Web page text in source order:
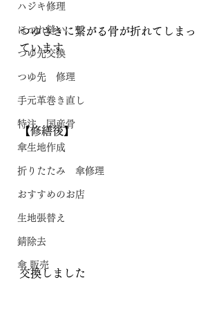
ハジキ修理
ほつれ縫い
つゆ先交換
つゆ先 修理
手元革巻き直し
特注 国産骨
傘生地作成
折りたたみ 傘修理
おすすめのお店
生地張替え
錆除去
傘 販売
つゆさきに繋がる骨が折れてしまっ
ています
【修繕後】
交換しました